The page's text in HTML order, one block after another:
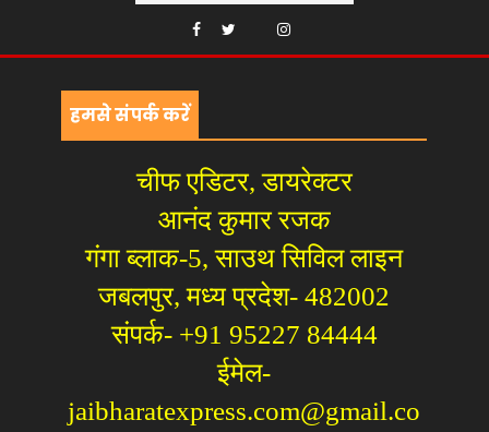
हमसे संपर्क करें
चीफ एडिटर, डायरेक्टर
आनंद कुमार रजक
गंगा ब्लाक-5, साउथ सिविल लाइन
जबलपुर, मध्य प्रदेश- 482002
संपर्क- +91 95227 84444
ईमेल-
jaibharatexpress.com@gmail.co